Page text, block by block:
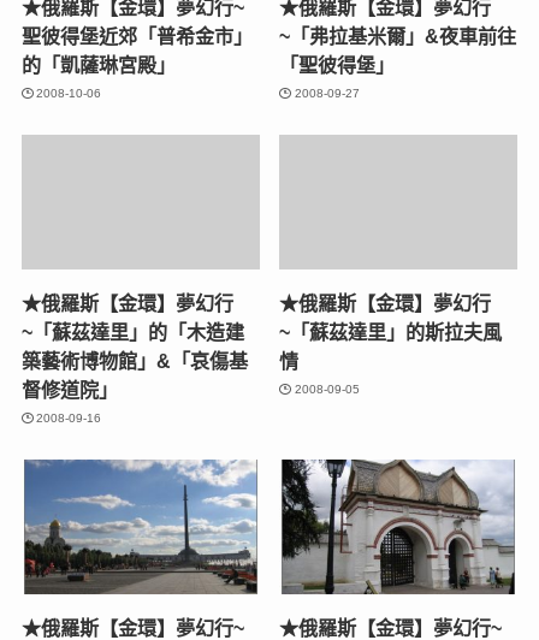
★俄羅斯【金環】夢幻行~
聖彼得堡近郊「普希金市」
的「凱薩琳宮殿」
2008-10-06
★俄羅斯【金環】夢幻行
~「弗拉基米爾」&夜車前往
「聖彼得堡」
2008-09-27
★俄羅斯【金環】夢幻行
~「蘇茲達里」的「木造建
築藝術博物館」&「哀傷基
督修道院」
2008-09-16
★俄羅斯【金環】夢幻行
~「蘇茲達里」的斯拉夫風
情
2008-09-05
★俄羅斯【金環】夢幻行~
★俄羅斯【金環】夢幻行~